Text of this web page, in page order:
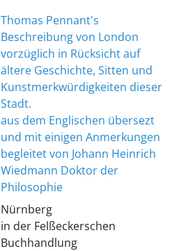
Thomas Pennant's
Beschreibung von London
vorzüglich in Rücksicht auf
ältere Geschichte, Sitten und
Kunstmerkwürdigkeiten dieser
Stadt.
aus dem Englischen übersezt
und mit einigen Anmerkungen
begleitet von Johann Heinrich
Wiedmann Doktor der
Philosophie
Nürnberg
in der Felßeckerschen
Buchhandlung